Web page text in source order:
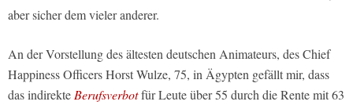
aber sicher dem vieler anderer.
An der Vorstellung des ältesten deutschen Animateurs, des Chief
Happiness Officers Horst Wulze, 75, in Ägypten gefällt mir, dass
das indirekte Berufsverbotfür Leute über 55 durch die Rente mit 63